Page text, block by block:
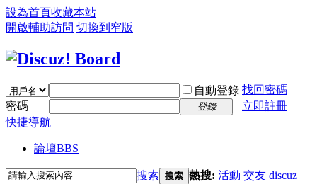
設為首頁收藏本站
開啟輔助訪問 切換到窄版
自動登錄 找回密碼
密碼
登錄
立即註冊
快捷導航
論壇BBS
搜索 搜索 熱搜: 活動 交友 discuz